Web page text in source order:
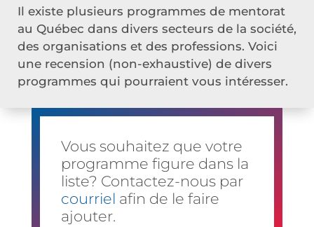
Il existe plusieurs programmes de mentorat
au Québec dans divers secteurs de la société,
des organisations et des professions. Voici
une recension (non-exhaustive) de divers
programmes qui pourraient vous intéresser.
Vous souhaitez que votre
programme figure dans la
liste? Contactez-nous par
courriel afin de le faire
ajouter.